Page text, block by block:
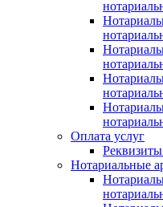
Оплата услуг
Нотариальные